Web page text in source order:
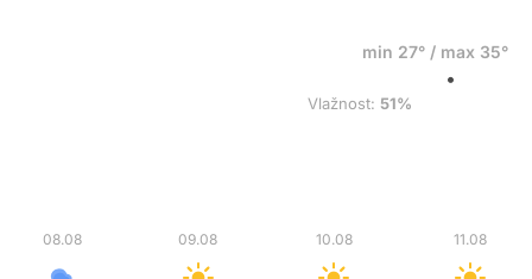
min 27° / max 35°
•
Vlažnost: 51%
08.08 09.08 10.08 11.08